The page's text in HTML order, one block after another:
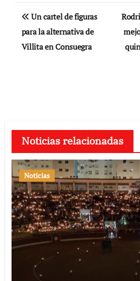
Navegación
de
entradas
Un cartel de figuras
para la alternativa de
Villita en Consuegra
Noticias relacionadas
Noticias